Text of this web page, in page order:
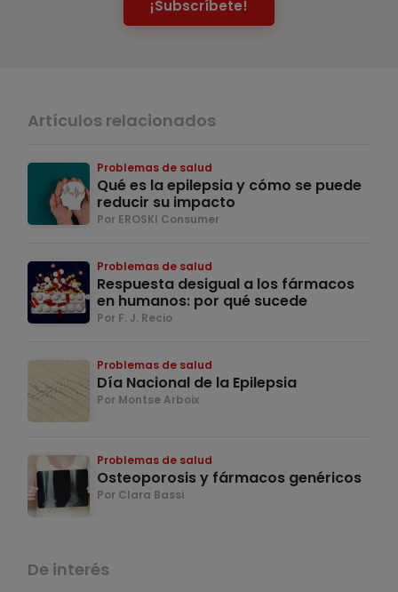
¡Subscríbete!
Artículos relacionados
Problemas de salud
Qué es la epilepsia y cómo se puede
reducir su impacto
Por EROSKI Consumer
Problemas de salud
Respuesta desigual a los fármacos
en humanos: por qué sucede
Por F. J. Recio
Problemas de salud
Día Nacional de la Epilepsia
Por Montse Arboix
Problemas de salud
Osteoporosis y fármacos genéricos
Por Clara Bassi
De interés